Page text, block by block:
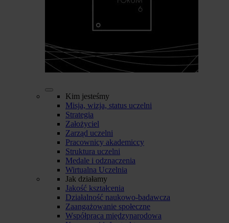
Kim jesteśmy
Misja, wizja, status uczelni
Strategia
Założyciel
Zarząd uczelni
Pracownicy akademiccy
Struktura uczelni
Medale i odznaczenia
Wirtualna Uczelnia
Jak działamy
Jakość kształcenia
Działalność naukowo-badawcza
Zaangażowanie społeczne
Współpraca międzynarodowa